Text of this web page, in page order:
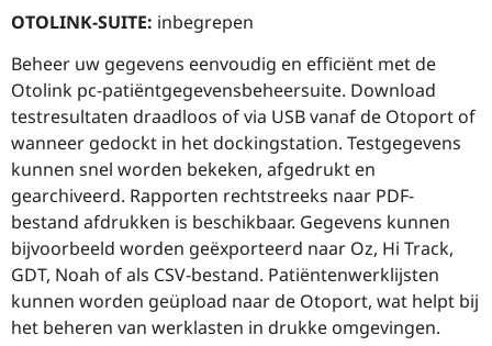
OTOLINK-SUITE: inbegrepen
Beheer uw gegevens eenvoudig en efficiënt met de
Otolink pc-patiëntgegevensbeheersuite. Download
testresultaten draadloos of via USB vanaf de Otoport of
wanneer gedockt in het dockingstation. Testgegevens
kunnen snel worden bekeken, afgedrukt en
gearchiveerd. Rapporten rechtstreeks naar PDF-
bestand afdrukken is beschikbaar. Gegevens kunnen
bijvoorbeeld worden geëxporteerd naar Oz, Hi Track,
GDT, Noah of als CSV-bestand. Patiëntenwerklijsten
kunnen worden geüpload naar de Otoport, wat helpt bij
het beheren van werklasten in drukke omgevingen.